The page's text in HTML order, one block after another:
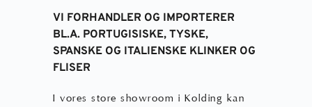
VI FORHANDLER OG IMPORTERER
BL.A. PORTUGISISKE, TYSKE,
SPANSKE OG ITALIENSKE KLINKER OG
FLISER
I vores store showroom i Kolding kan